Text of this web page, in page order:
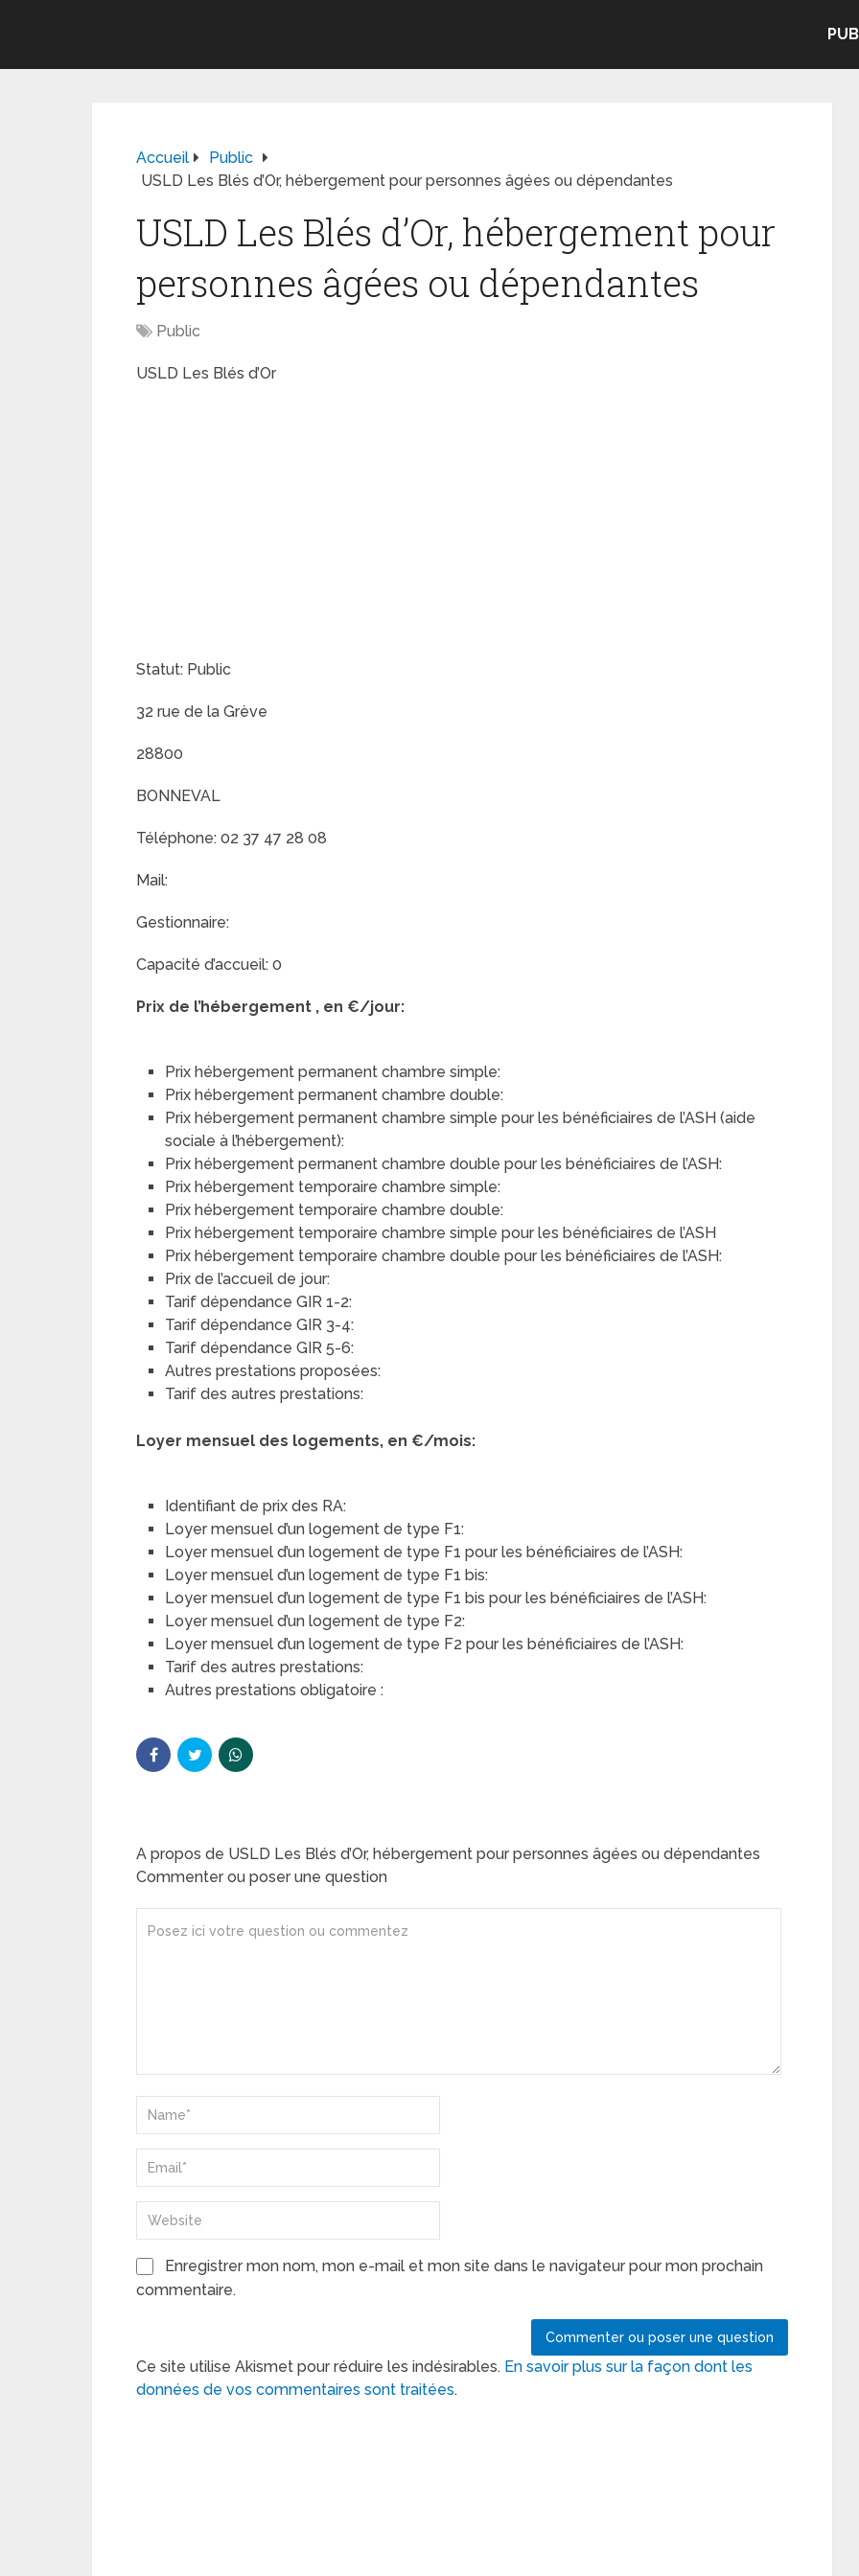
Accueil
Public
USLD Les Blés d’Or, hébergement pour personnes âgées ou dépendantes
USLD Les Blés d’Or, hébergement pour
personnes âgées ou dépendantes
Public
USLD Les Blés d’Or
Statut: Public
32 rue de la Grève
28800
BONNEVAL
Téléphone: 02 37 47 28 08
Mail:
Gestionnaire:
Capacité d’accueil: 0
Prix de l’hébergement , en €/jour:
Prix hébergement permanent chambre simple:
Prix hébergement permanent chambre double:
Prix hébergement permanent chambre simple pour les bénéficiaires de l’ASH (aide
sociale à l’hébergement):
Prix hébergement permanent chambre double pour les bénéficiaires de l’ASH:
Prix hébergement temporaire chambre simple:
Prix hébergement temporaire chambre double:
Prix hébergement temporaire chambre simple pour les bénéficiaires de l’ASH
Prix hébergement temporaire chambre double pour les bénéficiaires de l’ASH:
Prix de l’accueil de jour:
Tarif dépendance GIR 1-2:
Tarif dépendance GIR 3-4:
Tarif dépendance GIR 5-6:
Autres prestations proposées:
Tarif des autres prestations:
Loyer mensuel des logements, en €/mois:
Identifiant de prix des RA:
Loyer mensuel d’un logement de type F1:
Loyer mensuel d’un logement de type F1 pour les bénéficiaires de l’ASH:
Loyer mensuel d’un logement de type F1 bis:
Loyer mensuel d’un logement de type F1 bis pour les bénéficiaires de l’ASH:
Loyer mensuel d’un logement de type F2:
Loyer mensuel d’un logement de type F2 pour les bénéficiaires de l’ASH:
Tarif des autres prestations:
Autres prestations obligatoire :
A propos de USLD Les Blés d’Or, hébergement pour personnes âgées ou dépendantes
Commenter ou poser une question
Enregistrer mon nom, mon e-mail et mon site dans le navigateur pour mon prochain
commentaire.
Ce site utilise Akismet pour réduire les indésirables. En savoir plus sur la façon dont les
données de vos commentaires sont traitées.